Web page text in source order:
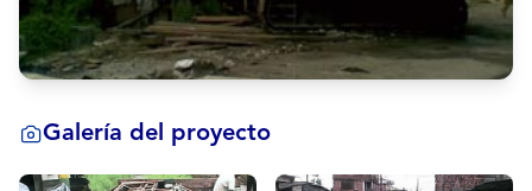
Galería del proyecto